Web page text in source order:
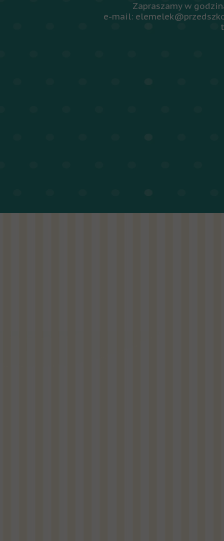
Zapraszamy w
e-mail: